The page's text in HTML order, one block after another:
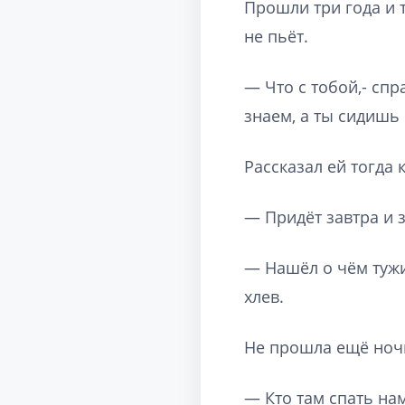
Прошли три года и
не пьёт.
— Что с тобой,-
знаем, а ты сидишь
Рассказал ей
— Придёт завтра и
— Нашёл о чём
хлев.
Не прошла ещё
— Кто там спать